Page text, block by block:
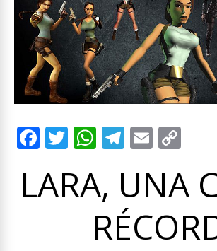
F
e
b
T
itt
er
W
at
s
A
T
e
gr
a
E
ai p
y
Li
LARA, UNA